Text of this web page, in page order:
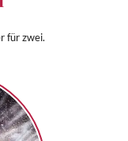
für zwei.